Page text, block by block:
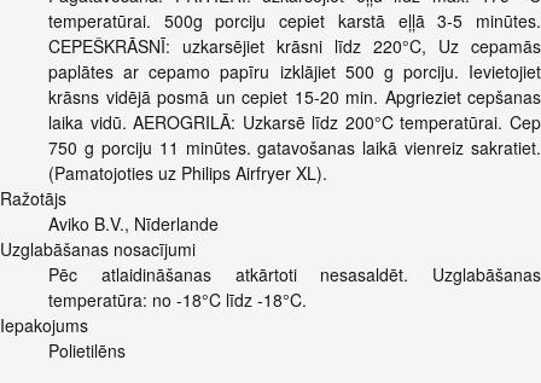
temperatūrai. 500g porciju cepiet karstā eļļā 3-5 minūtes.
CEPEŠKRĀSNĪ: uzkarsējiet krāsni līdz 220°C, Uz cepamās
paplātes ar cepamo papīru izklājiet 500 g porciju. Ievietojiet
krāsns vidējā posmā un cepiet 15-20 min. Apgrieziet cepšanas
laika vidū. AEROGRILĀ: Uzkarsē līdz 200°C temperatūrai. Cep
750 g porciju 11 minūtes. gatavošanas laikā vienreiz sakratiet.
(Pamatojoties uz Philips Airfryer XL).
Ražotājs
Aviko B.V., Nīderlande
Uzglabāšanas nosacījumi
Pēc atlaidināšanas atkārtoti nesasaldēt. Uzglabāšanas
temperatūra: no -18°C līdz -18°C.
Iepakojums
Polietilēns